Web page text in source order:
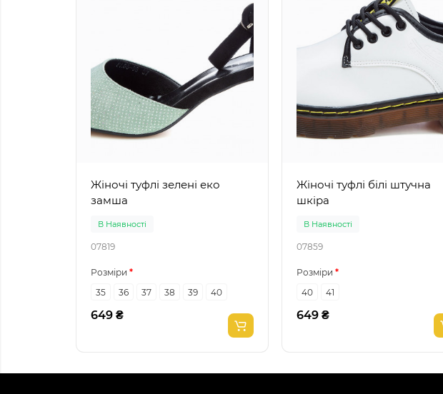
Жіночі туфлі зелені еко
замша
В Наявності
07819
Розміри
35
36 37 38 39 40
649 ₴
Жіночі туфлі білі штучна
шкіра
В Наявності
07859
Розміри
40
41
649 ₴